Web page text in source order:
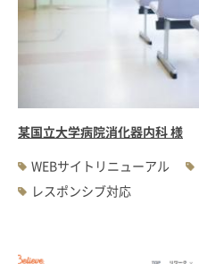
某国立大学病院消化器内科 様
WEBサイトリニューアル
レスポンシブ対応